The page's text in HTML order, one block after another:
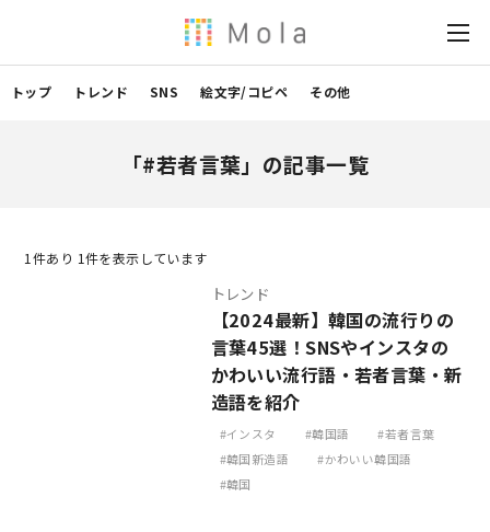
トップ トレンド SNS 絵文字/コピペ その他
「#若者言葉」の記事一覧
1 件あり 1件を表示しています
トレンド
【2024最新】韓国の流行りの
言葉45選！SNSやインスタの
かわいい流行語・若者言葉・新
造語を紹介
インスタ 韓国語
若者言葉
韓国新造語
かわいい韓国語
韓国